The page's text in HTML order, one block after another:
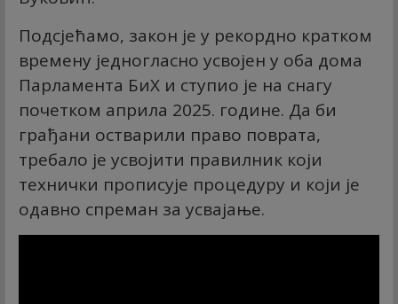
Подсјећамо, закон је у рекордно кратком
времену једногласно усвојен у оба дома
Парламента БиХ и ступио је на снагу
почетком априла 2025. године. Да би
грађани остварили право поврата,
требало је усвојити правилник који
технички прописује процедуру и који је
одавно спреман за усвајање.